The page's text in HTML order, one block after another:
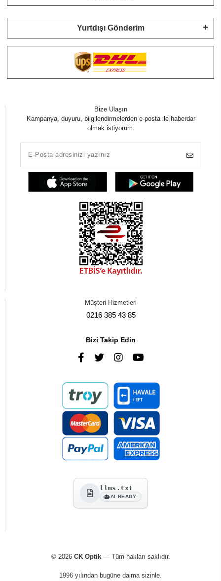
Yurtdışı Gönderim
Bize Ulaşın
Kampanya, duyuru, bilgilendirmelerden e-posta ile haberdar
olmak istiyorum.
Müşteri Hizmetleri
0216 385 43 85
Bizi Takip Edin
llms.txt
AI READY
© 2026 CK Optik— Tüm hakları saklıdır.
1996 yılından bugüne daima sizinle.